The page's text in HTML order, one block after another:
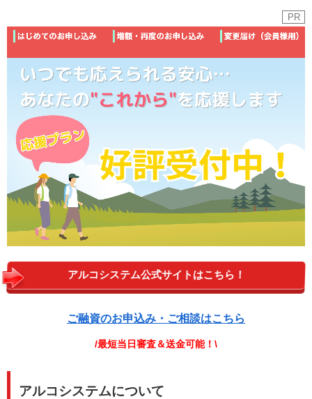
PR
アルコシステム公式サイトはこちら！
ご融資のお申込み・ご相談はこちら
/最短当日審査＆送金可能！\
アルコシステムについて